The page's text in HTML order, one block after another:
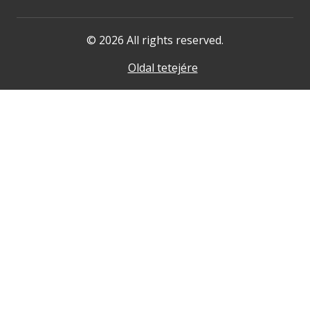
© 2026 All rights reserved.
Oldal tetejére